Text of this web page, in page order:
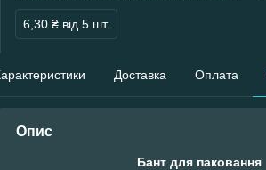
6,30 ₴ від 5 шт.
Доставка Оплата
Опис
Бант для паковання